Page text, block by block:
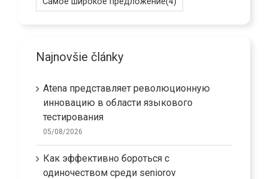
Najnovšie články
Atena представляет революционную
инновацию в области языкового
тестирования
05/08/2026
Как эффективно бороться с
одиночеством среди seniorov